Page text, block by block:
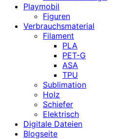
Playmobil
Figuren
Verbrauchsmaterial
Filament
PLA
PET-G
ASA
TPU
Sublimation
Holz
Schiefer
Elektrisch
Digitale Dateien
Blogseite